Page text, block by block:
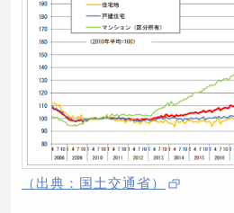
（出典：国土交通省）